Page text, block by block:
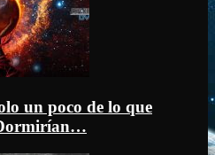
un poco de lo que